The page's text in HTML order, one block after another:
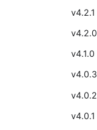
v4.2.1
v4.2.0
v4.1.0
v4.0.3
v4.0.2
v4.0.1